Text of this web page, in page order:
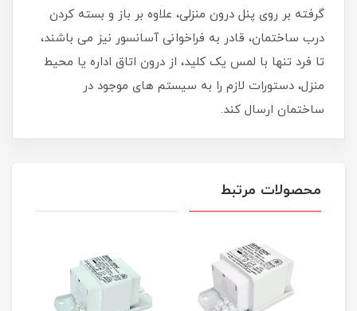
گرفته بر روی پنل درون منزلی، علاوه بر باز و بسته کردن
درب ساختمان، قادر به فراخوانی آسانسور نیز می باشند،
تا فرد تنها با لمس یک کلید، از درون اتاق اداره یا محیط
منزل، دستورات لازم را به سیستم های موجود در
ساختمان ارسال کند.
محصولات مرتبط